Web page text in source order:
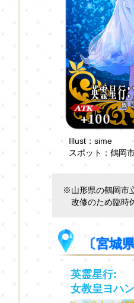
Illust：sime
スポット：鶴岡
※山形県の鶴岡市
改修のため臨時
〔宮城
英霊星行:
女教皇ヨハ